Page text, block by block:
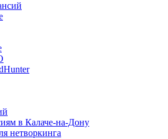
в Калаче-на-Дону
нетворкинга